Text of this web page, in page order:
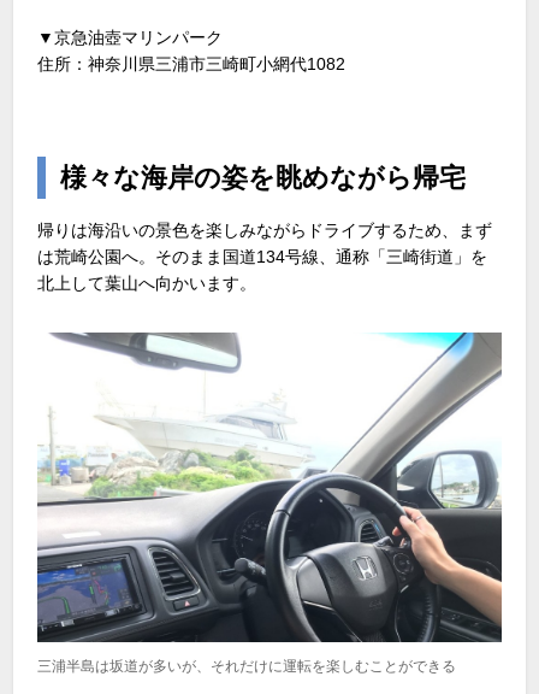
▼京急油壺マリンパーク
住所：神奈川県三浦市三崎町小網代1082
様々な海岸の姿を眺めながら帰宅
帰りは海沿いの景色を楽しみながらドライブするため、まず
は荒崎公園へ。そのまま国道134号線、通称「三崎街道」を
北上して葉山へ向かいます。
三浦半島は坂道が多いが、それだけに運転を楽しむことができる